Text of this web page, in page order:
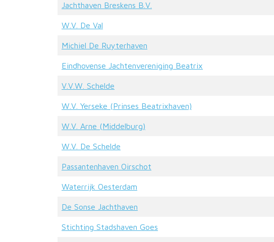
Jachthaven Breskens B.V.
W.V. De Val
Michiel De Ruyterhaven
Eindhovense Jachtenvereniging Beatrix
V.V.W. Schelde
W.V. Yerseke (Prinses Beatrixhaven)
W.V. Arne (Middelburg)
W.V. De Schelde
Passantenhaven Oirschot
Waterrijk Oesterdam
De Sonse Jachthaven
Stichting Stadshaven Goes